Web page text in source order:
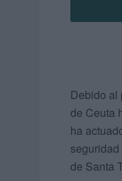
Debido al
de Ceuta
ha
de Santa